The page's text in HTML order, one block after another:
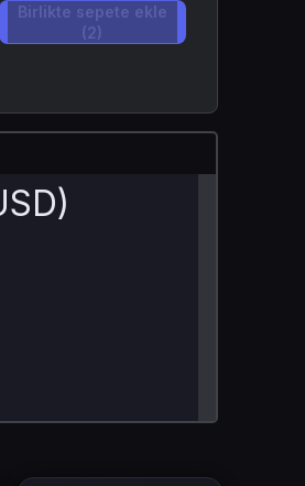
Birlikte sepete ekle
(2)